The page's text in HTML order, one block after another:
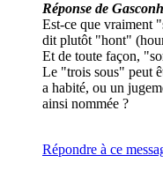
Réponse de
Est-ce que vraiment
dit plutôt "hont"
Et de toute façon,
Le "trois sous" peut
a habité, ou un
ainsi nommée ?
Répondre à ce